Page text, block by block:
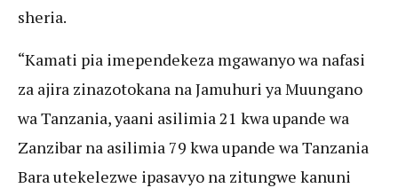
sheria.
“Kamati pia imependekeza mgawanyo wa nafasi
za ajira zinazotokana na Jamuhuri ya Muungano
wa Tanzania, yaani asilimia 21 kwa upande wa
Zanzibar na asilimia 79 kwa upande wa Tanzania
Bara utekelezwe ipasavyo na zitungwe kanuni